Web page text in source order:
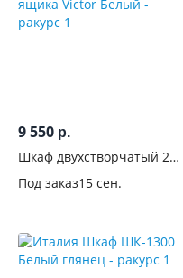
9 550 р.
Шкаф двухстворчатый 2
Под заказ15 сен.